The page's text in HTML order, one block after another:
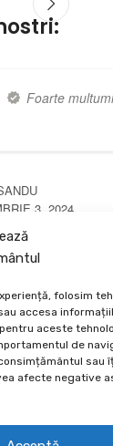
folosim
accesa
aceste
de
sau
afecte negative